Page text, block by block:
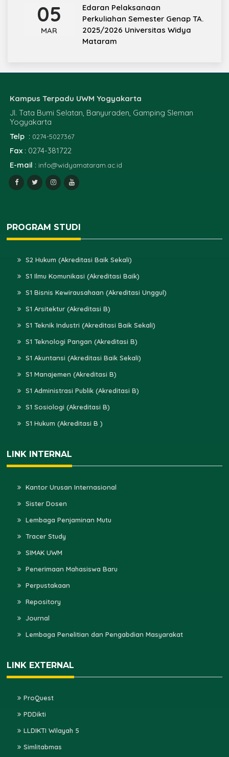
05
MAR
Edaran Pelaksanaan
Perkuliahan Semester Genap TA.
2025/2026 Universitas Widya
Mataram
Kampus Terpadu UWM Yogyakarta
Jl. Tata Bumi Selatan, Banyuraden, Gamping Sleman
Yogyakarta
Telp : 0274-5027367
Fax : 0274-381722
E-mail : info@widyamataram.ac.id
PROGRAM STUDI
S2 Hukum (Akreditasi Baik Sekali)
S1 Ilmu Komunikasi (Akreditasi Baik)
S1 Bisnis Kewirausahaan (Akreditasi Unggul)
S1 Arsitektur (Akreditasi B)
S1 Teknik Industri (Akreditasi Baik Sekali)
S1 Teknologi Pangan (Akreditasi B)
S1 Akuntansi (Akreditasi Baik Sekali)
S1 Manajemen (Akreditasi B)
S1 Administrasi Publik (Akreditasi B)
S1 Sosiologi (Akreditasi B)
S1 Hukum (Akreditasi B )
LINK INTERNAL
Kantor Urusan Internasional
Sister Dosen
Lembaga Penjaminan Mutu
Tracer Study
SIMAK UWM
Penerimaan Mahasiswa Baru
Perpustakaan
Repository
Journal
Lembaga Penelitian dan Pengabdian Masyarakat
LINK EXTERNAL
ProQuest
PDDikti
LLDIKTI Wilayah 5
Simlitabmas